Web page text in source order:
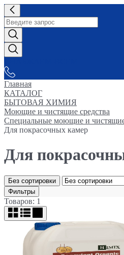
Главная
КАТАЛОГ
БЫТОВАЯ ХИМИЯ
Моющие и чистящие средства
Специальные моющие и чистящие
Для покрасочных камер
Для
Без сортировки
Фильтры
Товаров: 1